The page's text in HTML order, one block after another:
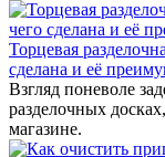
Торцевая
сделана и её
Взгляд поневоле
разделочных
магазине.